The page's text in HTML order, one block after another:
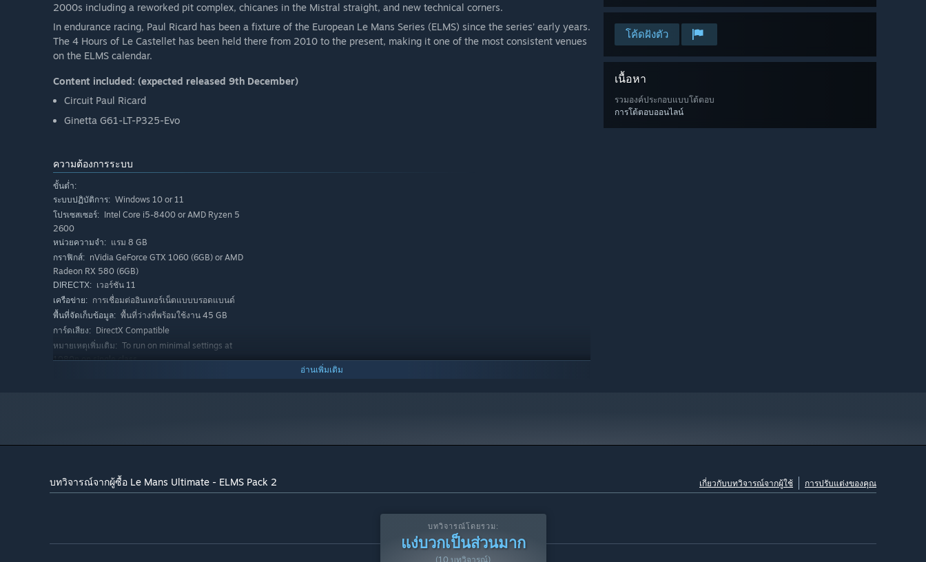
โค้ดฝังตัว
เนื้อหา
รวมองค์ประกอบแบบโต้ตอบ
การโต้ตอบออนไลน์
2000s including a reworked pit complex, chicanes in the Mistral straight, and new technical corners.
In endurance racing, Paul Ricard has been a fixture of the European Le Mans Series (ELMS) since the series’ early years.
The 4 Hours of Le Castellet has been held there from 2010 to the present, making it one of the most consistent venues
on the ELMS calendar.
Content included: (expected released 9th December)
Circuit Paul Ricard
Ginetta G61-LT-P325-Evo
ความต้องการระบบ
ขั้นต่ำ:
ระบบปฏิบัติการ: Windows 10 or 11
โปรเซสเซอร์: Intel Core i5-8400 or AMD Ryzen 5
2600
หน่วยความจำ: แรม 8 GB
กราฟิกส์: nVidia GeForce GTX 1060 (6GB) or AMD
Radeon RX 580 (6GB)
DIRECTX: เวอร์ชัน 11
เครือข่าย: การเชื่อมต่ออินเทอร์เน็ตแบบบรอดแบนด์
พื้นที่จัดเก็บข้อมูล: พื้นที่ว่างที่พร้อมใช้งาน 45 GB
การ์ดเสียง: DirectX Compatible
หมายเหตุเพิ่มเติม: To run on minimal settings at
1080p on single class
กราฟิกส์: GeForce GTX 2070 8 GB, Radeon RX 6600
พื้นที่จัดเก็บข้อมูล: พื้นที่ว่างที่พร้อมใช้งาน 45 GB
อ่านเพิ่มเติม
บทวิจารณ์จากผู้ซื้อ Le Mans Ultimate - ELMS Pack 2 เกี่ยวกับบทวิจารณ์จากผู้ใช้ การปรับแต่งของคุณ
บทวิจารณ์โดยรวม:
แง่บวกเป็นส่วนมาก
(10 บทวิจารณ์)